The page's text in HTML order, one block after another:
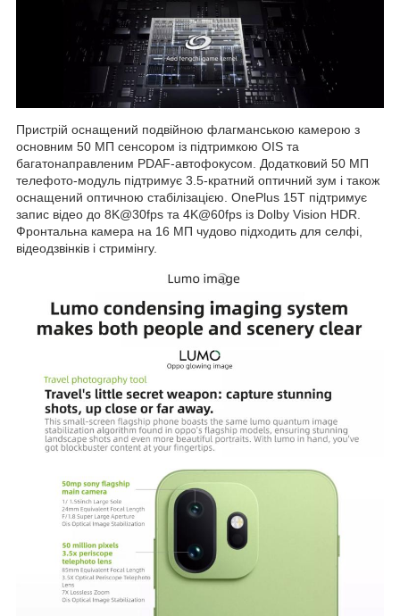
Пристрій оснащений подвійною флагманською камерою з
основним 50 МП сенсором із підтримкою OIS та
багатонаправленим PDAF-автофокусом. Додатковий 50 МП
телефото-модуль підтримує 3.5-кратний оптичний зум і також
оснащений оптичною стабілізацією. OnePlus 15T підтримує
запис відео до 8K@30fps та 4K@60fps із Dolby Vision HDR.
Фронтальна камера на 16 МП чудово підходить для селфі,
відеодзвінків і стримінгу.